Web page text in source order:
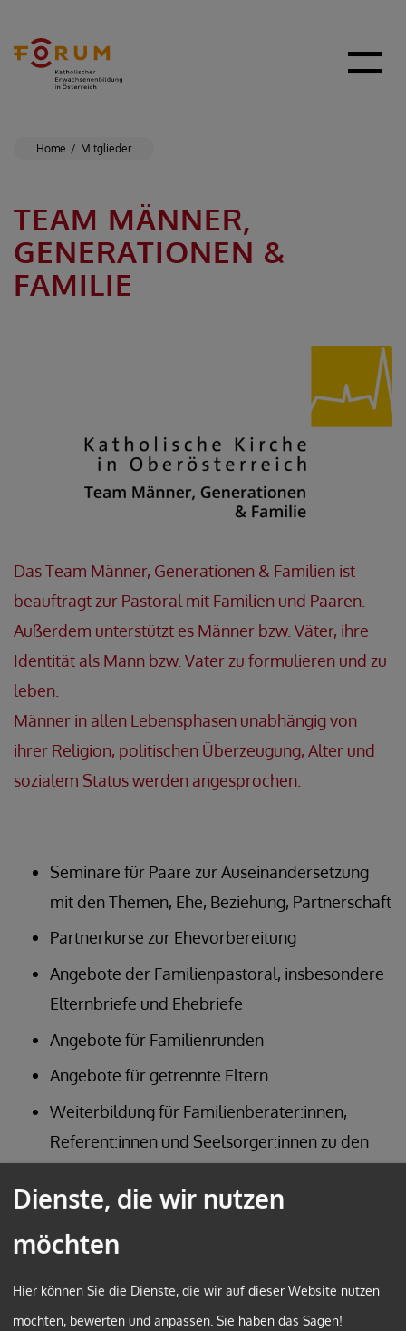
Home Mitglieder
TEAM MÄNNER,
GENERATIONEN &
FAMILIE
Das Team Männer, Generationen & Familien ist
beauftragt zur Pastoral mit Familien und Paaren.
Außerdem unterstützt es Männer bzw. Väter, ihre
Identität als Mann bzw. Vater zu formulieren und zu
leben.
Männer in allen Lebensphasen unabhängig von
ihrer Religion, politischen Überzeugung, Alter und
sozialem Status werden angesprochen.
Seminare für Paare zur Auseinandersetzung
mit den Themen, Ehe, Beziehung, Partnerschaft
Partnerkurse zur Ehevorbereitung
Angebote der Familienpastoral, insbesondere
Elternbriefe und Ehebriefe
Angebote für Familienrunden
Angebote für getrennte Eltern
Weiterbildung für Familienberater:innen,
Referent:innen und Seelsorger:innen zu den
Team Männer, Generationen & Frauen
Dienste, die wir nutzen
möchten
Hier können Sie die Dienste, die wir auf dieser Website nutzen
möchten, bewerten und anpassen. Sie haben das Sagen!